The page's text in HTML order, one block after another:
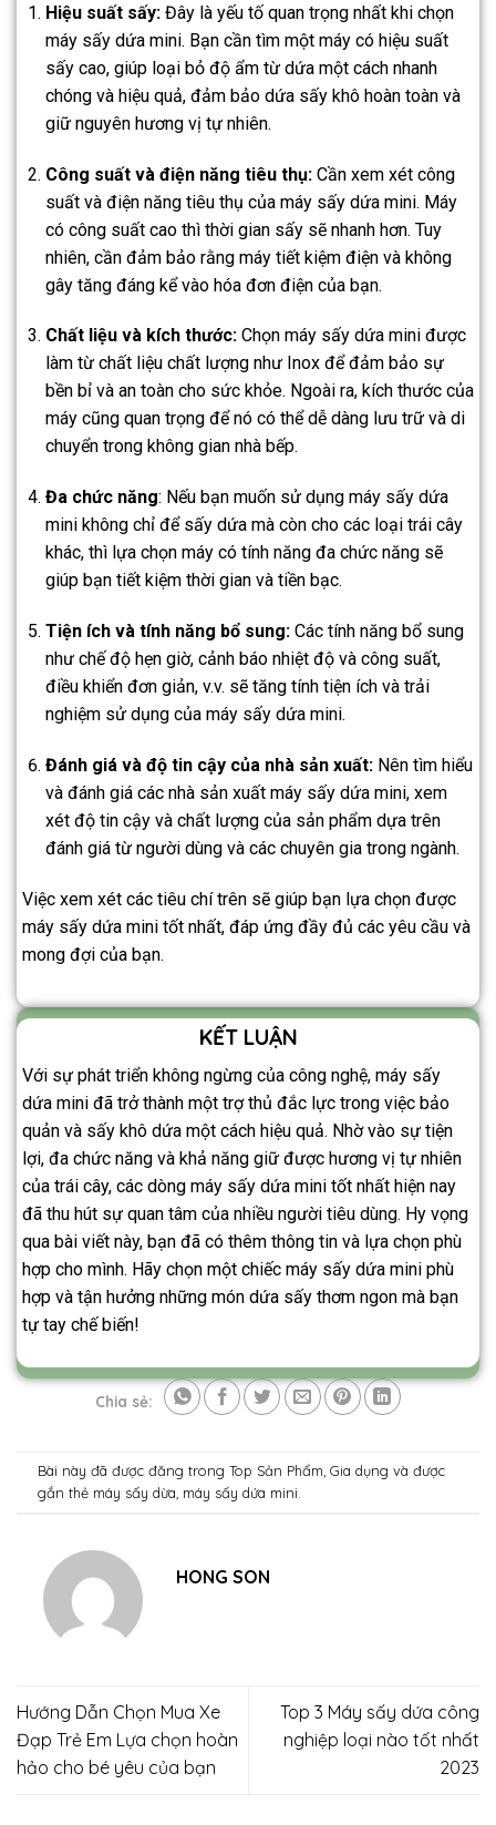
Hiệu suất sấy:Đây là yếu tố quan trọng nhất khi chọn
máy sấy dứa mini. Bạn cần tìm một máy có hiệu suất
sấy cao, giúp loại bỏ độ ẩm từ dứa một cách nhanh
chóng và hiệu quả, đảm bảo dứa sấy khô hoàn toàn và
giữ nguyên hương vị tự nhiên.
Công suất và điện năng tiêu thụ:Cần xem xét công
suất và điện năng tiêu thụ của máy sấy dứa mini. Máy
có công suất cao thì thời gian sấy sẽ nhanh hơn. Tuy
nhiên, cần đảm bảo rằng máy tiết kiệm điện và không
gây tăng đáng kể vào hóa đơn điện của bạn.
Chất liệu và kích thước:Chọn máy sấy dứa mini được
làm từ chất liệu chất lượng như Inox để đảm bảo sự
bền bỉ và an toàn cho sức khỏe. Ngoài ra, kích thước của
máy cũng quan trọng để nó có thể dễ dàng lưu trữ và di
chuyển trong không gian nhà bếp.
Đa chức năng: Nếu bạn muốn sử dụng máy sấy dứa
mini không chỉ để sấy dứa mà còn cho các loại trái cây
khác, thì lựa chọn máy có tính năng đa chức năng sẽ
giúp bạn tiết kiệm thời gian và tiền bạc.
Tiện ích và tính năng bổ sung:Các tính năng bổ sung
như chế độ hẹn giờ, cảnh báo nhiệt độ và công suất,
điều khiển đơn giản, v.v. sẽ tăng tính tiện ích và trải
nghiệm sử dụng của máy sấy dứa mini.
Đánh giá và độ tin cậy của nhà sản xuất:Nên tìm hiểu
và đánh giá các nhà sản xuất máy sấy dứa mini, xem
xét độ tin cậy và chất lượng của sản phẩm dựa trên
đánh giá từ người dùng và các chuyên gia trong ngành.
Việc xem xét các tiêu chí trên sẽ giúp bạn lựa chọn được
máy sấy dứa mini tốt nhất, đáp ứng đầy đủ các yêu cầu và
mong đợi của bạn.
KẾT LUẬN
Với sự phát triển không ngừng của công nghệ, máy sấy
dứa mini đã trở thành một trợ thủ đắc lực trong việc bảo
quản và sấy khô dứa một cách hiệu quả. Nhờ vào sự tiện
lợi, đa chức năng và khả năng giữ được hương vị tự nhiên
của trái cây, các dòng máy sấy dứa mini tốt nhất hiện nay
đã thu hút sự quan tâm của nhiều người tiêu dùng. Hy vọng
qua bài viết này, bạn đã có thêm thông tin và lựa chọn phù
hợp cho mình. Hãy chọn một chiếc máy sấy dứa mini phù
hợp và tận hưởng những món dứa sấy thơm ngon mà bạn
tự tay chế biến!
Chia sẻ:
Bài này đã được đăng trongTop Sản Phẩm,Gia dụng và được
gắn thẻ máy sấy dừa, máy sấy dứa mini.
HONG SON
Hướng Dẫn Chọn Mua Xe
Đạp Trẻ Em Lựa chọn hoàn
hảo cho bé yêu của bạn
Top 3 Máy sấy dứa công
nghiệp loại nào tốt nhất
2023